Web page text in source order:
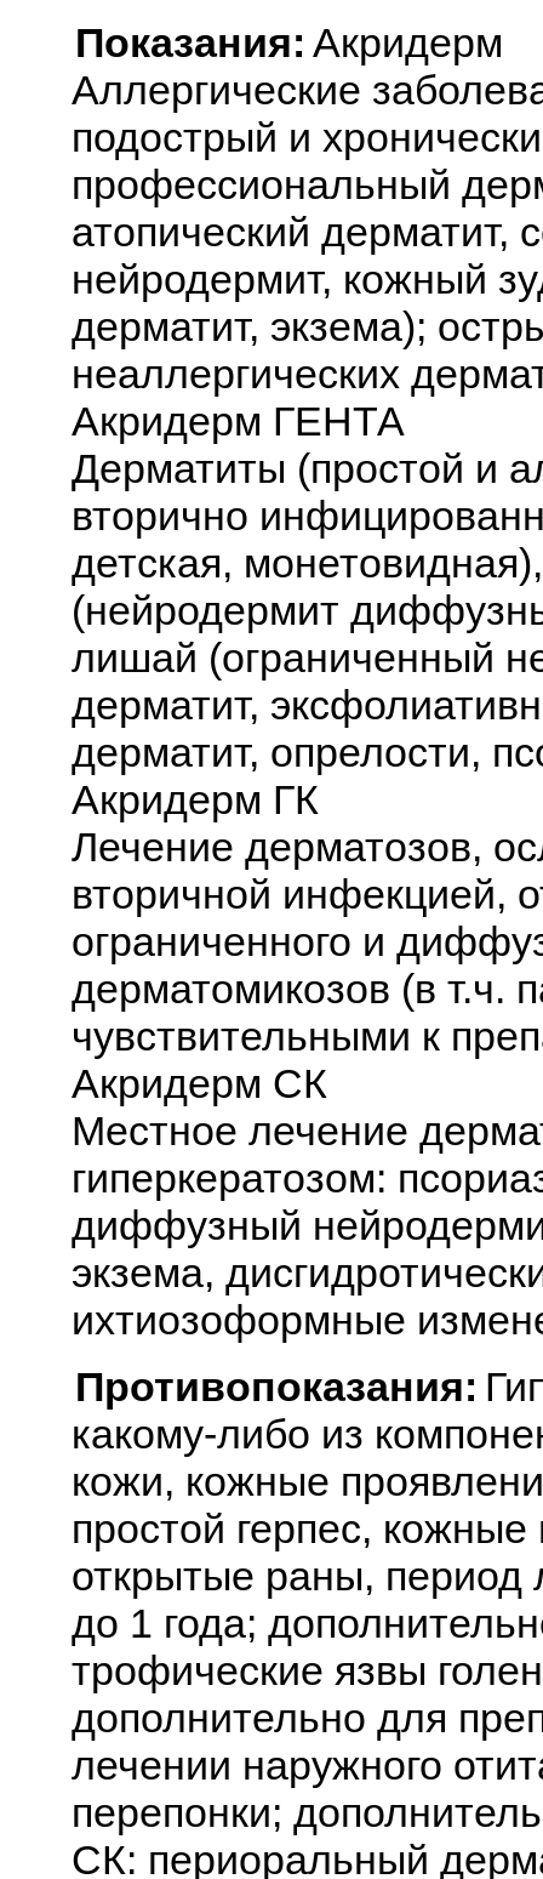
Показания: Акридерм
Аллергические
подострый и
профессиональный
атопический дерматит,
нейродермит, кожный
дерматит, экзема);
неаллергических
Акридерм ГЕНТА
Дерматиты (простой и
вторично
детская,
(нейродермит
лишай (ограниченный
дерматит,
дерматит, опрелости,
Акридерм ГК
Лечение дерматозов,
вторичной инфекцией,
ограниченного и
дерматомикозов (в т.ч.
чувствительными к
Акридерм СК
Местное лечение
гиперкератозом:
диффузный
экзема,
ихтиозоформные
Противопоказания:
какому-либо из
кожи, кожные
простой герпес,
открытые раны, период
до 1 года;
трофические язвы
дополнительно для
лечении наружного
перепонки;
СК: периоральный